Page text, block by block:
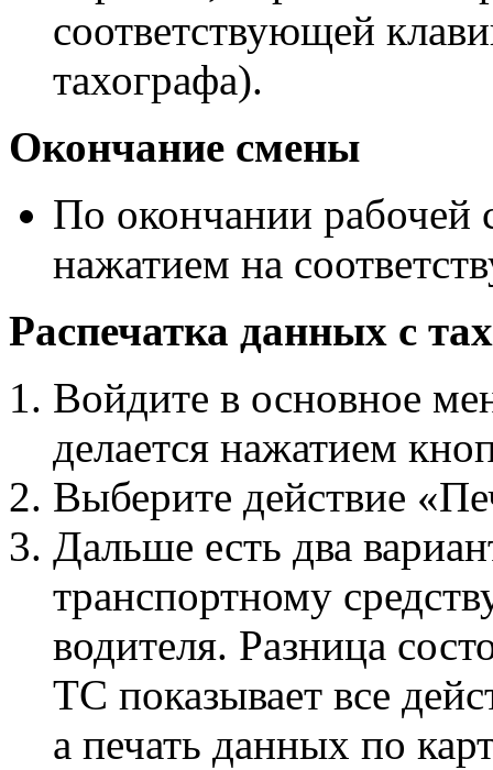
соответствующей
тахографа).
Окончание смены
По окончании рабочей
нажатием на
Распечатка данных с
Войдите в основное
делается нажатием
Выберите действие
Дальше есть два
транспортному
водителя. Разница
ТС показывает все
а печать данных по